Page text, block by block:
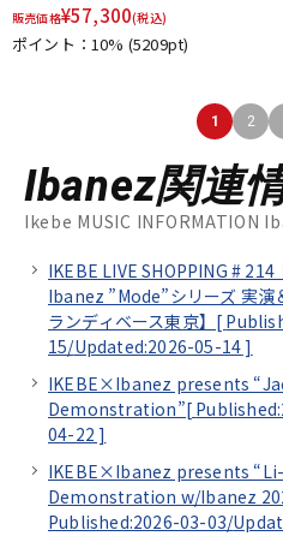
販売価格¥57,300(税込)
ポイント：10% (5209pt)
1 2
Ibanez関連
Ikebe MUSIC INFORMATION
IKEBE LIVE SHOPPING # 214
Ibanez ”Mode”シリーズ 実
ランディベース東京】[
15/Updated:2026-05-14 ]
IKEBE×Ibanez presents
Demonstration”[
04-22 ]
IKEBE×Ibanez presents
Demonstration w/Ibanez
Published:2026-03-03/